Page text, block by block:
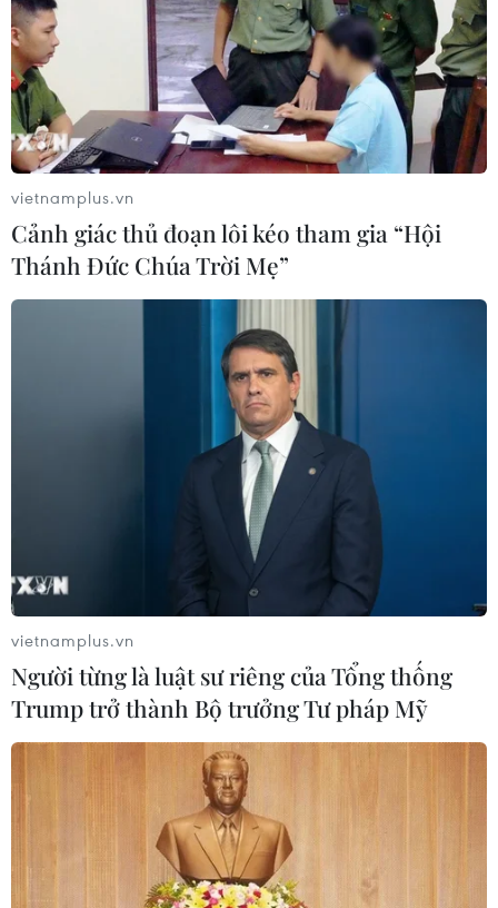
vietnamplus.vn
Cảnh giác thủ đoạn lôi kéo tham gia “Hội
Thánh Đức Chúa Trời Mẹ”
vietnamplus.vn
Người từng là luật sư riêng của Tổng thống
Trump trở thành Bộ trưởng Tư pháp Mỹ